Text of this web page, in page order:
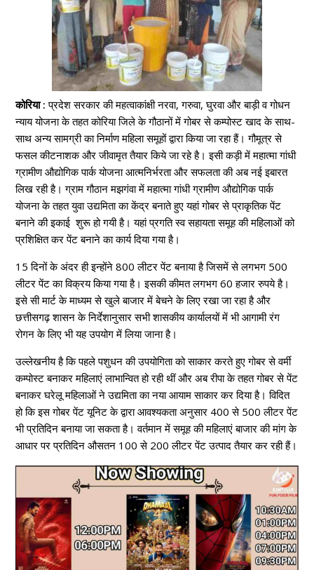
कोरिया :प्रदेश सरकार की महत्वाकांक्षी नरवा, गरुवा, घुरवा और बाड़ी व गोधन
न्याय योजना के तहत कोरिया जिले के गौठानों में गोबर से कम्पोस्ट खाद के साथ-
साथ अन्य सामग्री का निर्माण महिला समूहों द्वारा किया जा रहा हैं। गौमूत्र से
फसल कीटनाशक और जीवामृत तैयार किये जा रहे है। इसी कड़ी में महात्मा गांधी
ग्रामीण औद्योगिक पार्क योजना आत्मनिर्भरता और सफलता की अब नई इबारत
लिख रही है। ग्राम गौठान मझगंवा में महात्मा गांधी ग्रामीण औद्योगिक पार्क
योजना के तहत युवा उद्यमिता का केंद्र बनाते हुए यहां गोबर से प्राकृतिक पेंट
बनाने की इकाई शुरू हो गयी है। यहां प्रगति स्व सहायता समूह की महिलाओं को
प्रशिक्षित कर पेंट बनाने का कार्य दिया गया है।
1 5 दिनों के अंदर ही इन्होंने 800 लीटर पेंट बनाया है जिसमें से लगभग 500
लीटर पेंट का विक्रय किया गया है। इसकी कीमत लगभग 60 हजार रुपये है।
इसे सी मार्ट के माध्यम से खुले बाजार में बेचने के लिए रखा जा रहा है और
छत्तीसगढ़ शासन के निर्देशानुसार सभी शासकीय कार्यालयों में भी आगामी रंग
रोगन के लिए भी यह उपयोग में लिया जाना है।
उल्लेखनीय है कि पहले पशुधन की उपयोगिता को साकार करते हुए गोबर से वर्मी
कम्पोस्ट बनाकर महिलाएं लाभान्वित हो रही थीं और अब रीपा के तहत गोबर से पेंट
बनाकर घरेलू महिलाओं ने उद्यमिता का नया आयाम साकार कर दिया है। विदित
हो कि इस गोबर पेंट यूनिट के द्वारा आवश्यकता अनुसार 400 से 500 लीटर पेंट
भी प्रतिदिन बनाया जा सकता है। वर्तमान में समूह की महिलाएं बाजार की मांग के
आधार पर प्रतिदिन औसतन 100 से 200 लीटर पेंट उत्पाद तैयार कर रही हैं।